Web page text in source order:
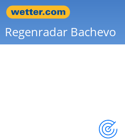
Regenradar Bachevo